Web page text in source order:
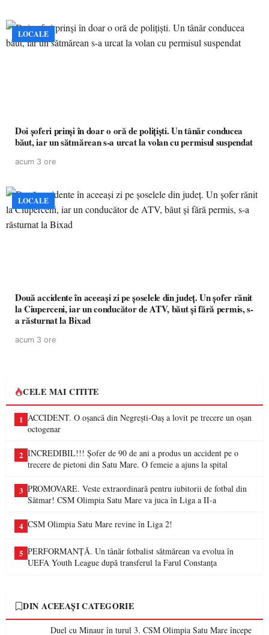
LOCALE
Doi șoferi prinși în doar o oră de polițiști. Un tânăr conducea
băut, iar un sătmărean s-a urcat la volan cu permisul suspendat
acum 3 ore
LOCALE
Două accidente în aceeași zi pe șoselele din județ. Un șofer rănit
la Ciuperceni, iar un conducător de ATV, băut și fără permis, s-
a răsturnat la Bixad
acum 3 ore
CELE MAI CITITE
1 ACCIDENT. O oșancă din Negrești-Oaș a lovit pe trecere un oșan
octogenar
2 INCREDIBIL!!! Șofer de 90 de ani a produs un accident pe o
trecere de pietoni din Satu Mare. O femeie a ajuns la spital
3 PROMOVARE. Veste extraordinară pentru iubitorii de fotbal din
Sătmar! CSM Olimpia Satu Mare va juca în Liga a II-a
4 CSM Olimpia Satu Mare revine în Liga 2!
5 PERFORMANȚĂ. Un tânăr fotbalist sătmărean va evolua în
UEFA Youth League după transferul la Farul Constanța
DIN ACEEAȘI CATEGORIE
Duel cu Minaur în turul 3. CSM Olimpia Satu Mare începe